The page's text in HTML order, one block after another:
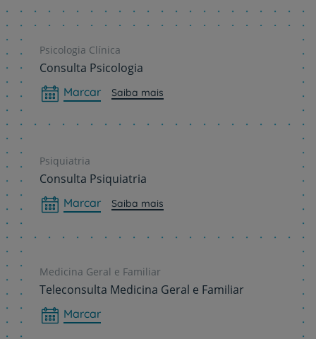
Psicologia Clínica
Consulta Psicologia
Marcar Saiba mais
Psiquiatria
Consulta Psiquiatria
Marcar Saiba mais
Medicina Geral e Familiar
Teleconsulta Medicina Geral e Familiar
Marcar